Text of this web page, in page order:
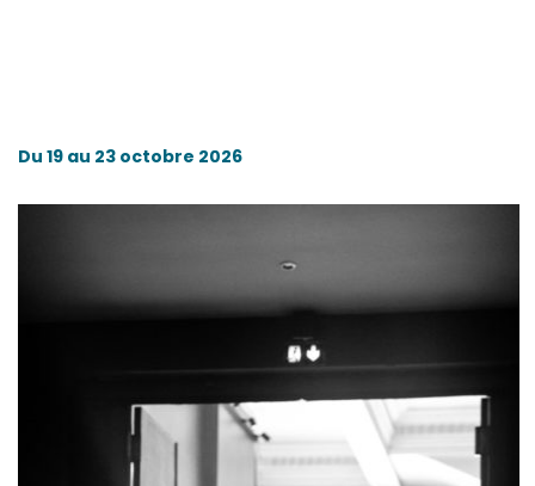
Du 19 au 23 octobre 2026